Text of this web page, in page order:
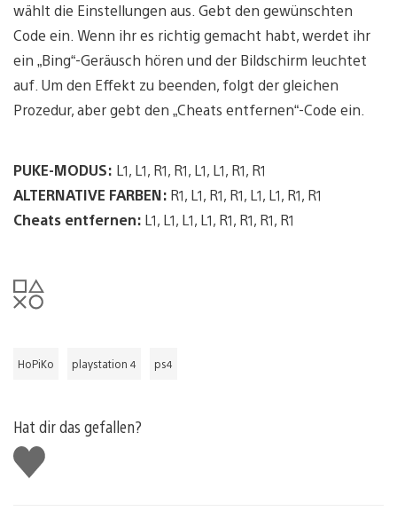
wählt die Einstellungen aus. Gebt den gewünschten
Code ein. Wenn ihr es richtig gemacht habt, werdet ihr
ein „Bing“-Geräusch hören und der Bildschirm leuchtet
auf. Um den Effekt zu beenden, folgt der gleichen
Prozedur, aber gebt den „Cheats entfernen“-Code ein.
PUKE-MODUS: L1, L1, R1, R1, L1, L1, R1, R1
ALTERNATIVE FARBEN: R1, L1, R1, R1, L1, L1, R1, R1
Cheats entfernen: L1, L1, L1, L1, R1, R1, R1, R1
HoPiKo playstation 4 ps4
Hat dir das gefallen?
Gefällt
mir